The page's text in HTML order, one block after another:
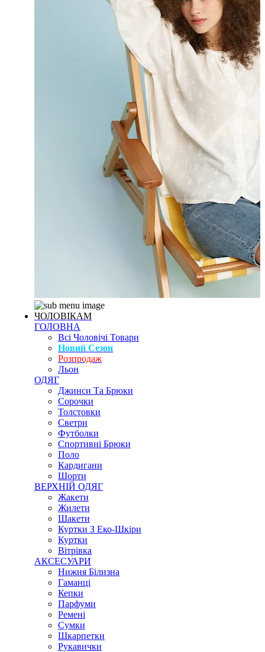
ЧОЛОВІКАМ
ГОЛОВНА
Всі Чоловічі Товари
Новий Сезон
Розпродаж
Льон
ОДЯГ
Джинси Та Брюки
Сорочки
Толстовки
Светри
Футболки
Спортивні Брюки
Поло
Кардигани
Шорти
ВЕРХНІЙ ОДЯГ
Жакети
Жилети
Шакети
Куртки З Еко-Шкіри
Куртки
Вітрівка
АКСЕСУАРИ
Нижня Білизна
Гаманці
Кепки
Парфуми
Ремені
Сумки
Шкарпетки
Рукавички